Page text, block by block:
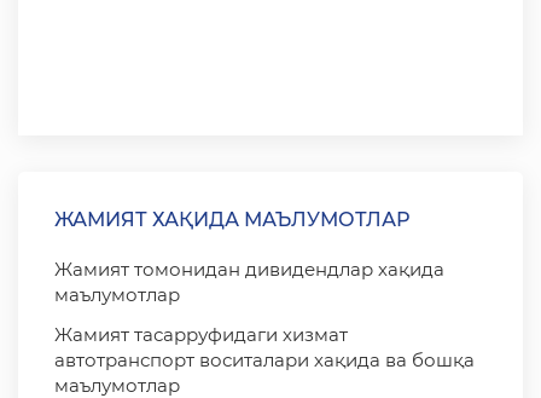
ЖАМИЯТ ХАҚИДА МАЪЛУМОТЛАР
Жамият томонидан дивидендлар хақида
маълумотлар
Жамият тасарруфидаги хизмат
автотранспорт воситалари хақида ва бошқа
маълумотлар